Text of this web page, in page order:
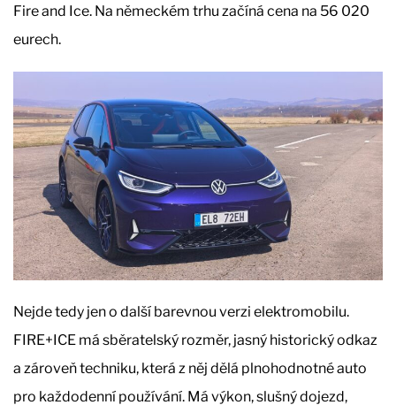
Fire and Ice. Na německém trhu začíná cena na 56 020
eurech.
Nejde tedy jen o další barevnou verzi elektromobilu.
FIRE+ICE má sběratelský rozměr, jasný historický odkaz
a zároveň techniku, která z něj dělá plnohodnotné auto
pro každodenní používání. Má výkon, slušný dojezd,